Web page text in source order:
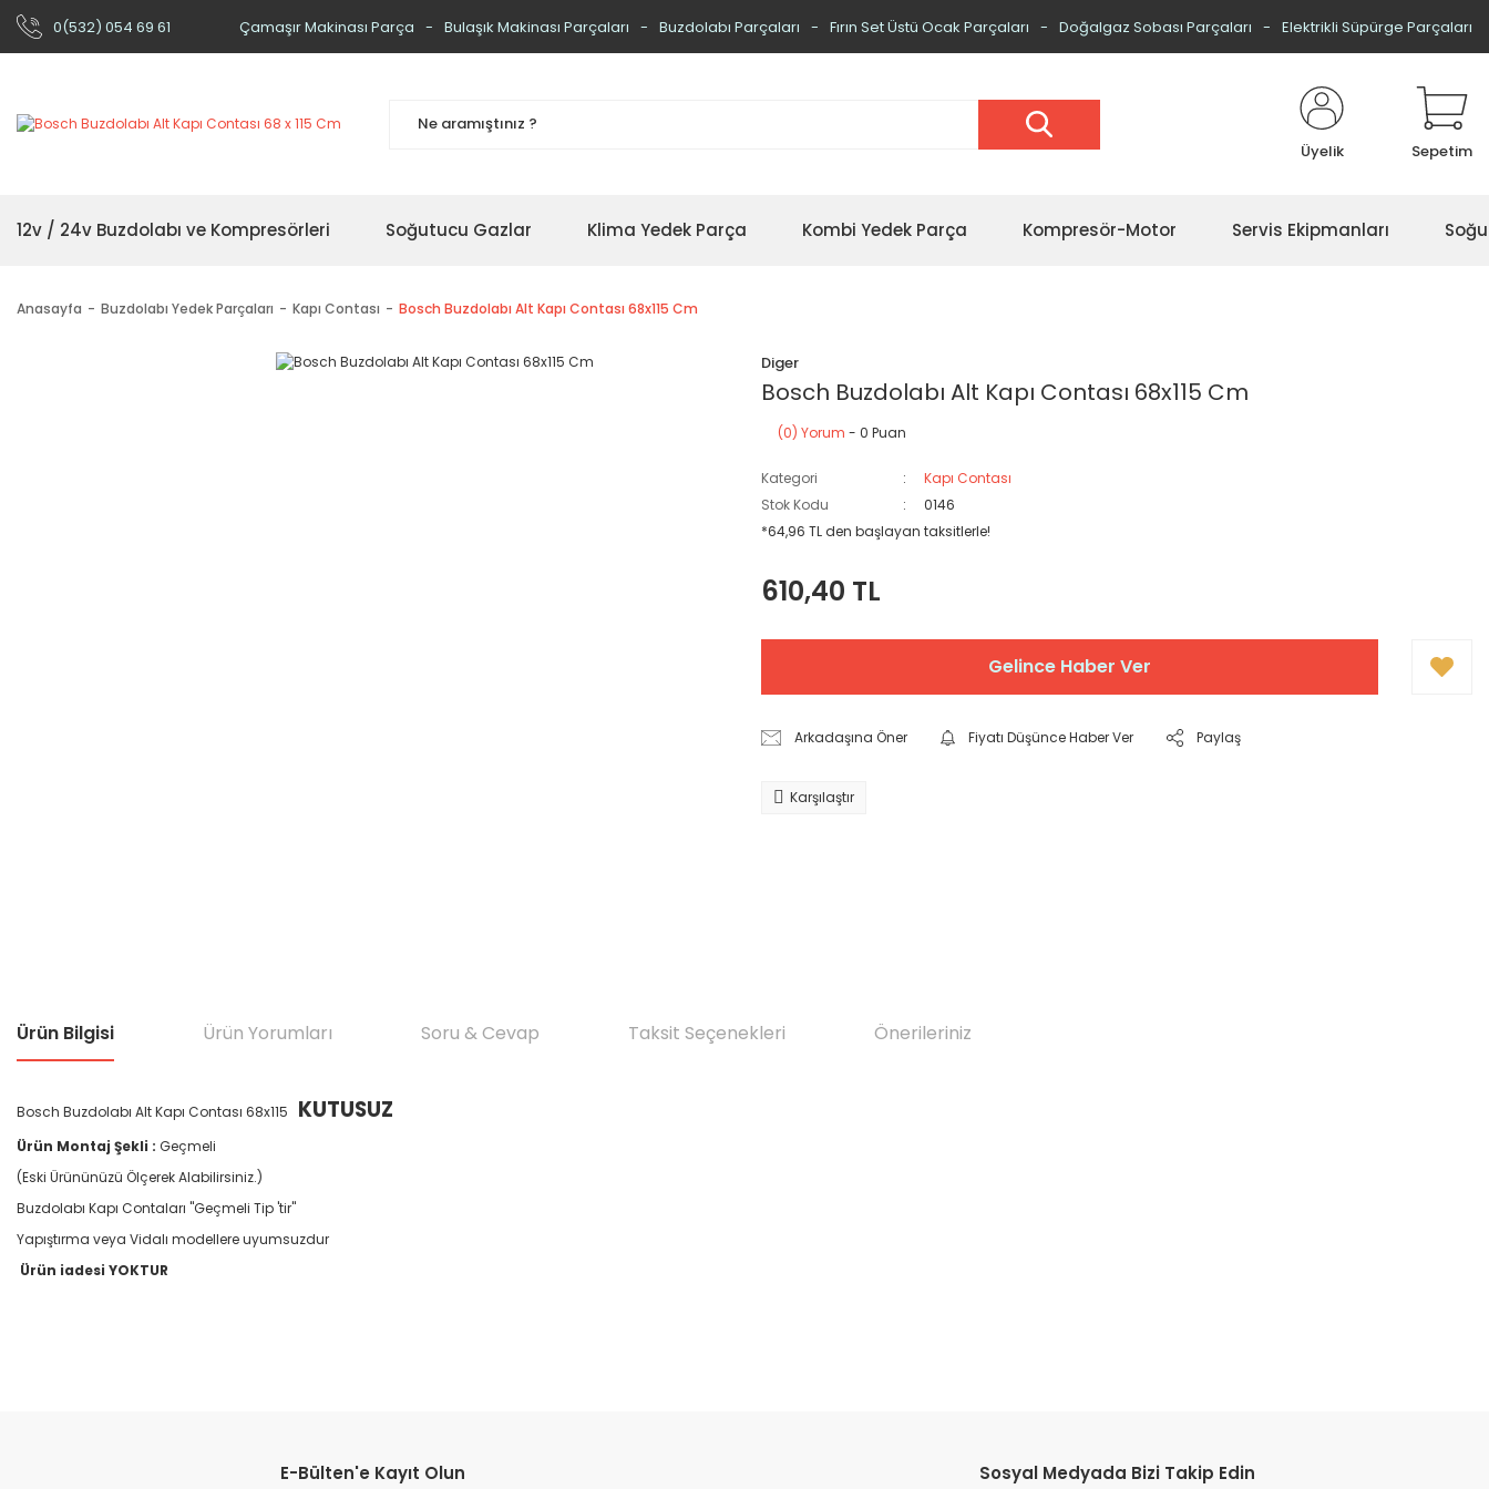
0(532) 054 69 61 Çamaşır Makinası Parça Bulaşık Makinası Parçaları Buzdolabı Parçaları Fırın Set Üstü Ocak Parçaları Doğalgaz Sobası Parçaları Elektrikli Süpürge Parçaları
Üyelik Sepetim
12v / 24v Buzdolabı ve Kompresörleri Soğutucu Gazlar Klima Yedek Parça Kombi Yedek Parça Kompresör-Motor Servis Ekipmanları
Anasayfa Buzdolabı Yedek Parçaları Kapı Contası Bosch Buzdolabı Alt Kapı Contası 68x115 Cm
Diger
Bosch Buzdolabı Alt Kapı Contası 68x115 Cm
(0) Yorum - 0 Puan
Kategori
Kapı Contası
Stok Kodu
0146
*64,96 TL den başlayan taksitlerle!
610,40 TL
Gelince Haber Ver
Arkadaşına Öner Fiyatı Düşünce Haber Ver Paylaş
Karşılaştır
Ürün Bilgisi Ürün Yorumları Soru & Cevap Taksit Seçenekleri Önerileriniz
Bosch Buzdolabı Alt Kapı Contası 68x115 KUTUSUZ
Ürün Montaj Şekli : Geçmeli
(Eski Ürününüzü Ölçerek Alabilirsiniz.)
Buzdolabı Kapı Contaları "Geçmeli Tip 'tir"
Yapıştırma veya Vidalı modellere uyumsuzdur
Ürün iadesi YOKTUR
Ürün resmi kalitesiz, bozuk veya görüntülenemiyor.
E-Bülten'e Kayıt Olun Sosyal Medyada Bizi Takip Edin